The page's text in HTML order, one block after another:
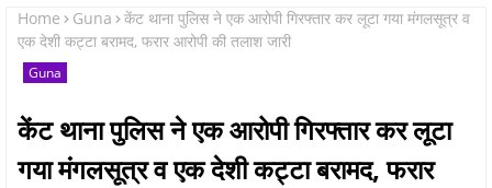
Home Guna
केंट थाना पुलिस ने एक आरोपी गिरफ्तार कर लूटा गया मंगलसूत्र व
एक देशी कट्टा बरामद, फरार आरोपी की तलाश जारी
Guna
केंट थाना पुलिस ने एक आरोपी गिरफ्तार कर लूटा
गया मंगलसूत्र व एक देशी कट्टा बरामद, फरार